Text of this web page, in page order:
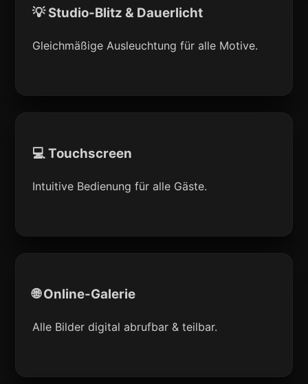
💡 Studio-Blitz & Dauerlicht
Gleichmäßige Ausleuchtung für alle Motive.
💻 Touchscreen
Intuitive Bedienung für alle Gäste.
🌐 Online-Galerie
Alle Bilder digital abrufbar & teilbar.